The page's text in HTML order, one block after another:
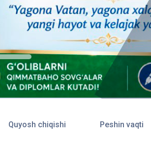
Quyosh chiqishi Peshin vaqti